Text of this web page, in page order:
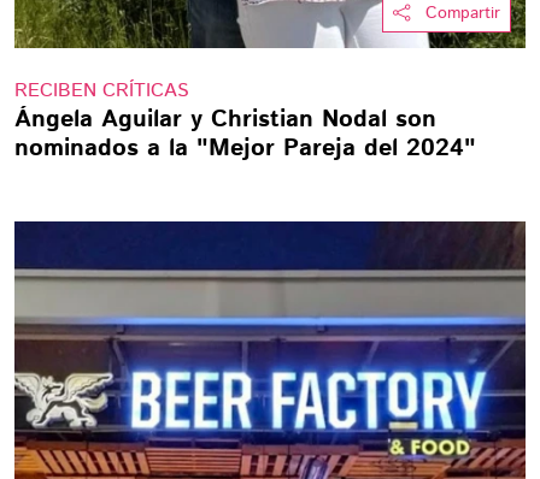
Compartir
RECIBEN CRÍTICAS
Ángela Aguilar y Christian Nodal son
nominados a la "Mejor Pareja del 2024"